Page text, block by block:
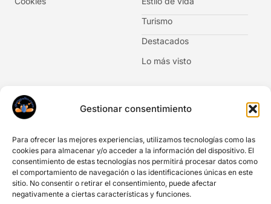
Gestionar consentimiento
Para ofrecer las mejores experiencias, utilizamos tecnologías como las
cookies para almacenar y/o acceder a la información del dispositivo. El
consentimiento de estas tecnologías nos permitirá procesar datos como
el comportamiento de navegación o las identificaciones únicas en este
sitio. No consentir o retirar el consentimiento, puede afectar
negativamente a ciertas características y funciones.
Turismo
Destacados
Lo más visto
Newsletter
noticias.
Acepto Información legal y privacidad